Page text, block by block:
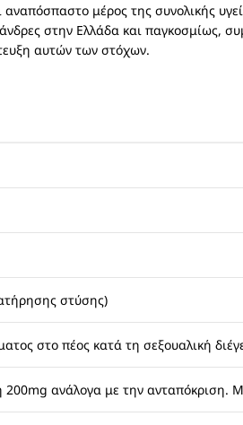
μέρος της συνολικής
στην Ελλάδα και παγκοσμίως,
αυτών των στόχων.
στύσης)
στο πέος κατά τη σεξουαλική
ανάλογα με την ανταπόκριση.